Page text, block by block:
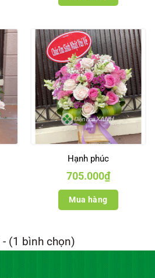
Hạnh phúc
705.000₫
Mua hàng
(1 bình chọn)